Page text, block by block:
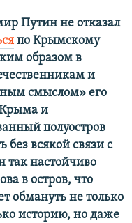
Путин не отказал
по Крымскому
образом в
и
смыслом» его
Крыма и
полуостров
без всякой связи с
так настойчиво
в остров, что
обмануть не только
историю, но даже